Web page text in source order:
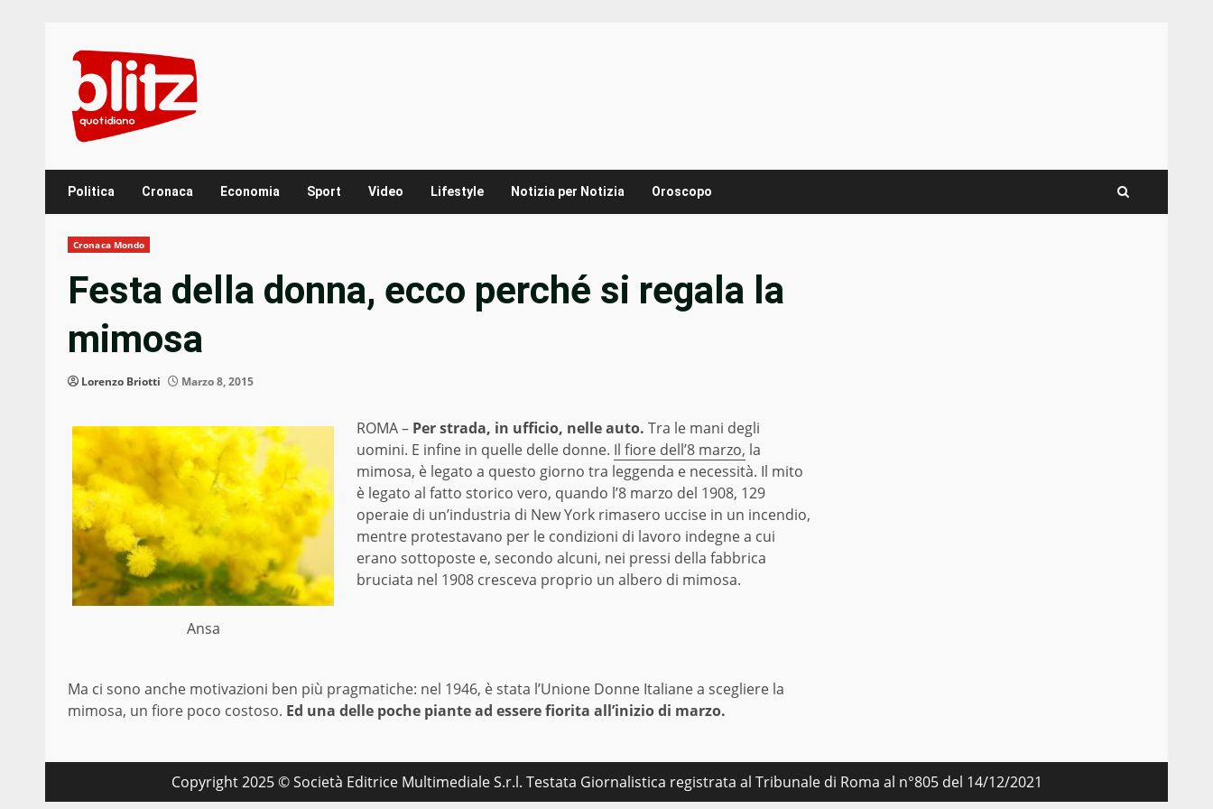
content
Politica Cronaca Economia Sport Video Lifestyle Notizia per Notizia Oroscopo
Cronaca Mondo
Festa della donna, ecco perché si regala la
mimosa
Lorenzo Briotti Marzo 8, 2015
Ansa
ROMA – Per strada, in ufficio, nelle auto. Tra le mani degli
uomini. E infine in quelle delle donne. Il fiore dell’8 marzo, la
mimosa, è legato a questo giorno tra leggenda e necessità. Il mito
è legato al fatto storico vero, quando l’8 marzo del 1908, 129
operaie di un’industria di New York rimasero uccise in un incendio,
mentre protestavano per le condizioni di lavoro indegne a cui
erano sottoposte e, secondo alcuni, nei pressi della fabbrica
bruciata nel 1908 cresceva proprio un albero di mimosa.
Ma ci sono anche motivazioni ben più pragmatiche: nel 1946, è stata l’Unione Donne Italiane a scegliere la
mimosa, un fiore poco costoso. Ed una delle poche piante ad essere fiorita all’inizio di marzo.
Copyright 2025 © Società Editrice Multimediale S.r.l. Testata Giornalistica registrata al Tribunale di Roma al n°805 del 14/12/2021